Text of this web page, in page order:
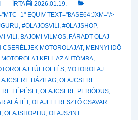
ÍRTA
2026.01.19.
EQUIV-TEXT="BASE64:JXM="/>
, #OLAJOSVILI , #OLAJSHOP,
VILI , BAJOMI VILMOS, FÁRADT OLAJ
CSERÉLJEK MOTOROLAJAT, MENNYI IDŐ
MOTOROLAJ KELL AZ AUTÓMBA,
TÚLTÖLTÉS, MOTOROLAJ
HÁZILAG, OLAJCSERE
LÉPÉSEI , OLAJCSERE PERIÓDUS,
ALÁTÉT, OLAJLEERESZTŐ CSAVAR
, OLAJSHOP.HU, OLAJSZINT